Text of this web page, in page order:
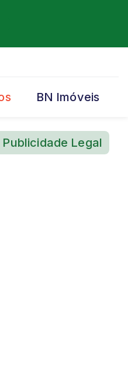
BN Imóveis
Publicidade Legal